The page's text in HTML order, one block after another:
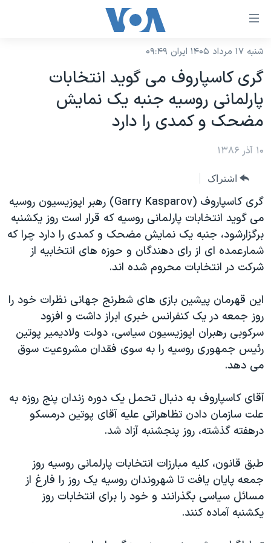
لینکهای
دسترسی
جهش
محتوای
اصلی
به
صفحه
جهش
به
جستجو
نسخه سبک وب‌سایت
موضوع ها
آمریکا
جهان
ورزشی
گزیده‌ها
ویژه برنامه‌ها
حقوق شهروندی
علم و فناوری
اسرائیل در جنگ
گالری عکس
آرشیو پخش زنده
برنامه های تلویزیونی
جدول برنامه ها
صفحه‌های ویژه
جام جهانی ۲۰۲۶
عملیات خشم حماسی
۲۵۰سالگی آمریکا
بایگانی برنامه‌های تلویزیونی
انتخابات ریاست جمهوری آمریکا ۲۰۲۴
حمله جمهوری اسلامی به اسرائیل
رمز مهسا
ورزش زنان در ایران
اعتراضات زن، زندگی، آزادی
مجموعه مستندهای دادخواهی
تریبونال مردمی آبان ۹۸
دادگاه حمید نوری
چهل سال گروگان‌گیری
قانون شفافیت دارائی کادر رهبری ایران
فرکانس‌های صدای آمریکا
پخش رادیویی
یادگیری زبان انگلیسی
زبانهای مختلف
شنبه ۱۷ مرداد ۱۴۰۵ ایران ۰۹:۴۹
گری کاسپاروف می گويد انتخابات
پارلمانی روسيه جنبه يک نمايش
مضحک و کمدی را دارد
۱۰ آذر ۱۳۸۶
اشتراک
گری کاسپاروف (Garry Kasparov) رهبر اپوزيسيون روسيه
می گويد انتخابات پارلمانی روسيه که قرار است روز يکشنبه
برگزارشود، جنبه يک نمايش مضحک و کمدی را دارد چرا که
شمارعمده ای از رای دهندگان و حوزه های انتخابيه از
شرکت در انتخابات محروم شده اند.
اين قهرمان پيشين بازی های شطرنج جهانی نظرات خود را
روز جمعه در يک کنفرانس خبری ابراز داشت و افزود
سرکوبی رهبران اپوزيسيون سياسی، دولت ولاديمير پوتين
رئيس جمهوری روسيه را به سوی فقدان مشروعيت سوق
می دهد.
آقای کاسپاروف به دنبال تحمل يک دوره زندان پنج روزه به
علت سازمان دادن تظاهراتی عليه آقای پوتين درمسکو
درهفته گذشته، روز پنجشنبه آزاد شد.
طبق قانون، کليه مبارزات انتخابات پارلمانی روسيه روز
جمعه پايان يافت تا شهروندان روسيه يک روز را فارغ از
مسائل سياسی بگذرانند و خود را برای انتخابات روز
يکشنبه آماده کنند.